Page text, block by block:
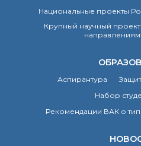
Национальные проекты
Крупный научный
Аспирантура
Набор
Рекомендации ВАК о